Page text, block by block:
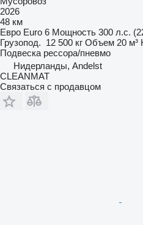
2026
48 км
Евро Euro 6 Мощность 300 л.с.
Грузопод. 12 500 кг Объем 20 м³
Подвеска рессора/пневмо
Нидерланды, Andelst
CLEANMAT
Связаться с продавцом